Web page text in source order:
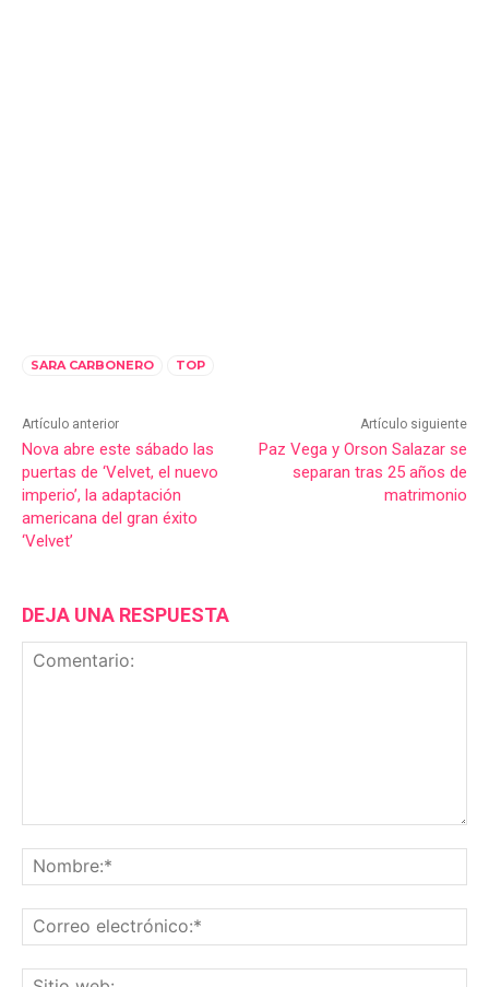
SARA CARBONERO TOP
Artículo anterior
Nova abre este sábado las
puertas de ‘Velvet, el nuevo
imperio’, la adaptación
americana del gran éxito
‘Velvet’
Artículo siguiente
Paz Vega y Orson Salazar se
separan tras 25 años de
matrimonio
DEJA UNA RESPUESTA